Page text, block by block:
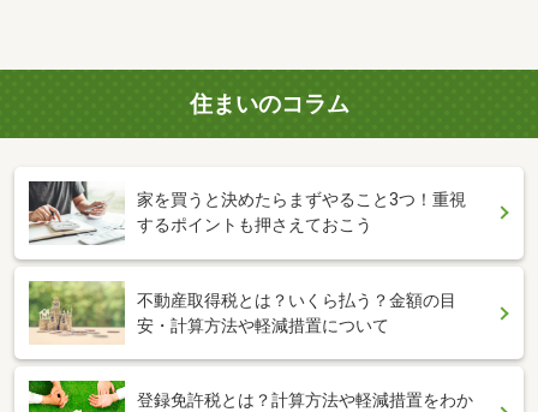
住まいのコラム
家を買うと決めたらまずやること3つ！重視
するポイントも押さえておこう
不動産取得税とは？いくら払う？金額の目
安・計算方法や軽減措置について
登録免許税とは？計算方法や軽減措置をわか